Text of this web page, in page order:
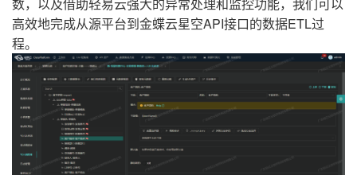
高效地完成从源平台到金蝶云星空API接口的数据ETL过
程。